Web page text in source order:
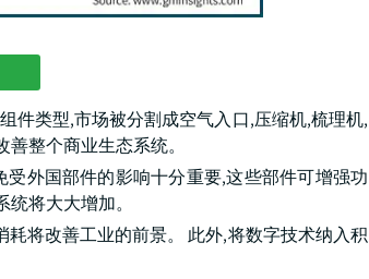
件类型,市场被分割成空气入口,压缩机,梳理机,
整个商业生态系统。
受外国部件的影响十分重要,这些部件可增强功
将大大增加。
将改善工业的前景。 此外,将数字技术纳入积